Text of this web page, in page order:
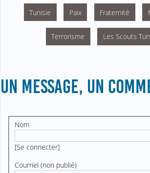
Tunisie Paix Fraternité
Terrorisme Les Scouts
UN MESSAGE, UN
Nom
[Se connecter]
Courriel (non publié)